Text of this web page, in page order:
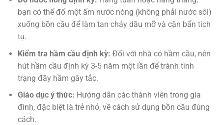
bạn có thể đổ một ấm nước nóng (không phải nước sôi)
xuống bồn cầu để làm tan chảy dầu mỡ và cặn bẩn tích
tụ.
Kiểm tra hầm cầu định kỳ: Đối với nhà có hầm cầu, nên
hút hầm cầu định kỳ 3-5 năm một lần để tránh tình
trạng đầy hầm gây tắc.
Giáo dục ý thức: Hướng dẫn các thành viên trong gia
đình, đặc biệt là trẻ nhỏ, về cách sử dụng bồn cầu đúng
cách.